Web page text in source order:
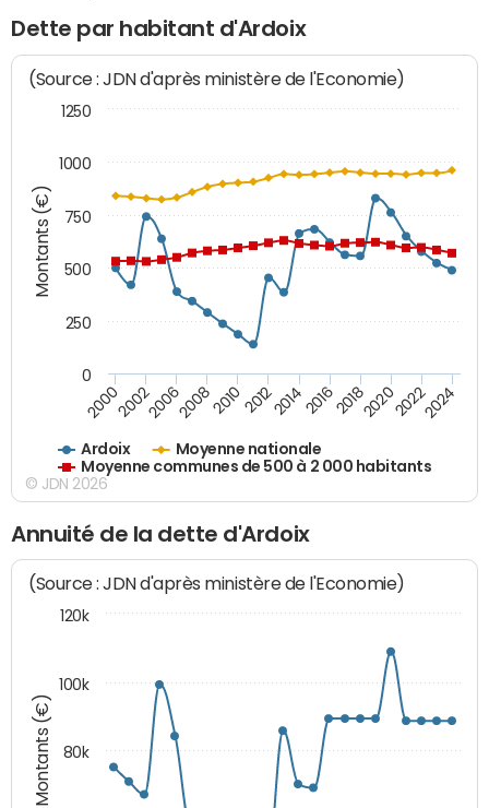
Dette par habitant d'Ardoix
Montants (€)
(Source : JDN d'après ministère de l'Economie)
Ardoix
Moyenne nationale
Moyenne communes de 500 à 2 000 habitants
200020022006200820102012201420162018202020222024
0
250
500
750
1000
1250
© JDN 2026
Annuité de la dette d'Ardoix
Montants (€)
(Source : JDN d'après ministère de l'Economie)
80k
100k
120k